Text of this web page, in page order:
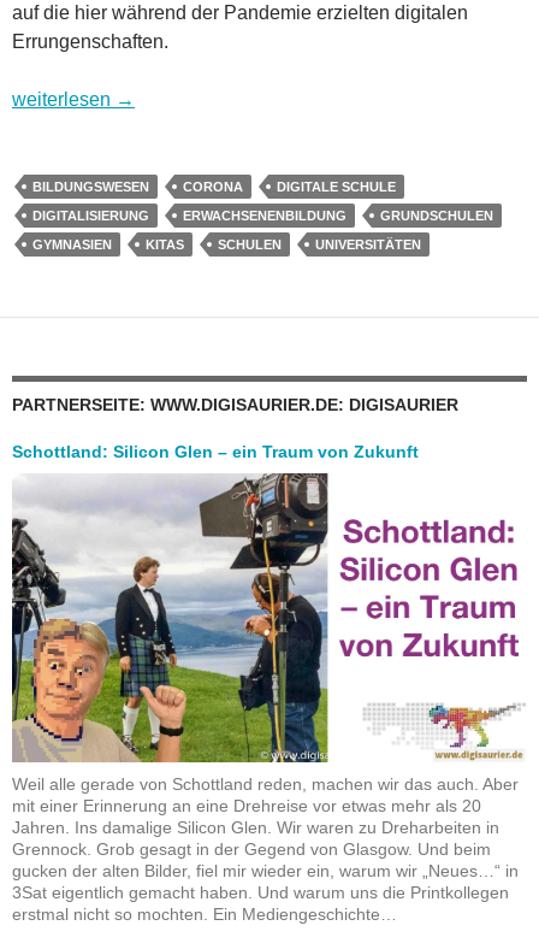
auf die hier während der Pandemie erzielten digitalen
Errungenschaften.
Wohin geht es in Digitalien? Überklick 2: Bildungswesen
weiterlesen →
BILDUNGSWESEN CORONA
DIGITALE SCHULE
DIGITALISIERUNG
ERWACHSENENBILDUNG
GRUNDSCHULEN
GYMNASIEN
KITAS SCHULEN UNIVERSITÄTEN
PARTNERSEITE: WWW.DIGISAURIER.DE: DIGISAURIER
Schottland: Silicon Glen – ein Traum von Zukunft
Weil alle gerade von Schottland reden, machen wir das auch. Aber
mit einer Erinnerung an eine Drehreise vor etwas mehr als 20
Jahren. Ins damalige Silicon Glen. Wir waren zu Dreharbeiten in
Grennock. Grob gesagt in der Gegend von Glasgow. Und beim
gucken der alten Bilder, fiel mir wieder ein, warum wir „Neues…“ in
3Sat eigentlich gemacht haben. Und warum uns die Printkollegen
erstmal nicht so mochten. Ein Mediengeschichte…